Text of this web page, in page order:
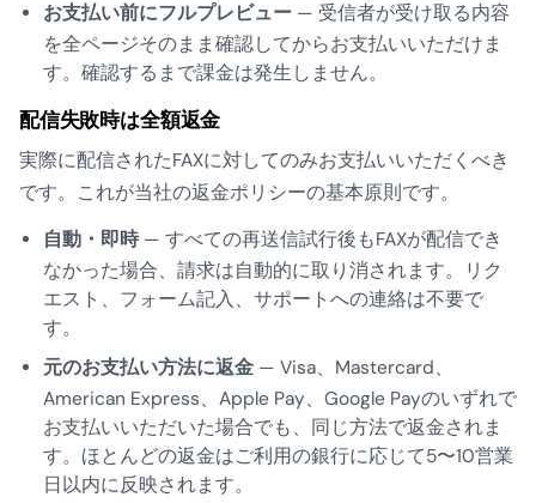
お支払い前にフルプレビュー — 受信者が受け取る内容
を全ページそのまま確認してからお支払いいただけま
す。確認するまで課金は発生しません。
配信失敗時は全額返金
実際に配信されたFAXに対してのみお支払いいただくべき
です。これが当社の返金ポリシーの基本原則です。
自動・即時 — すべての再送信試行後もFAXが配信でき
なかった場合、請求は自動的に取り消されます。リク
エスト、フォーム記入、サポートへの連絡は不要で
す。
元のお支払い方法に返金 — Visa、Mastercard、
American Express、Apple Pay、Google Payのいずれで
お支払いいただいた場合でも、同じ方法で返金されま
す。ほとんどの返金はご利用の銀行に応じて5〜10営業
日以内に反映されます。